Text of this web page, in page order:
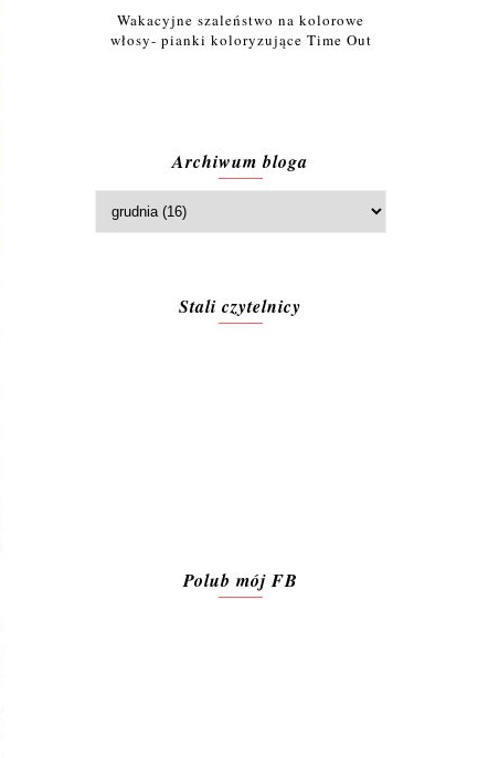
Wakacyjne szaleństwo na kolorowe
włosy- pianki koloryzujące Time Out
Archiwum bloga
Stali czytelnicy
Polub mój FB